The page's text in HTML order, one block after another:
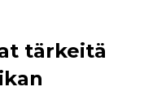
tärkeitä